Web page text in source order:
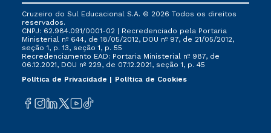
via FIES, Prouni e outros programas governamentais, e
não se acumula com nenhuma outra campanha
ofertada pela Instituição.
Cruzeiro do Sul Educacional S.A. © 2026 Todos os direitos
reservados.
CNPJ: 62.984.091/0001-02 | Recredenciado pela Portaria
Ministerial nº 644, de 18/05/2012, DOU nº 97, de 21/05/2012,
seção 1, p. 13, seção 1, p. 55
Recredenciamento EAD: Portaria Ministerial nº 987, de
06.12.2021, DOU nº 229, de 07.12.2021, seção 1, p. 45
Política de Privacidade
Política de Cookies